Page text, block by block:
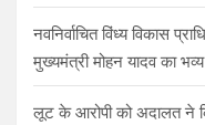
नवनिर्वाचित विंध्य विकास
मुख्यमंत्री मोहन यादव का
लूट के आरोपी को अदालत ने